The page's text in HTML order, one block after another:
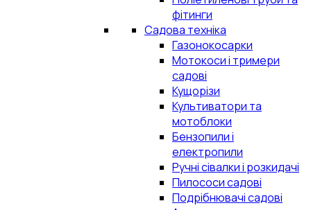
фітинги
Садова техніка
Газонокосарки
Мотокоси і тримери
садові
Кущорізи
Культиватори та
мотоблоки
Бензопили і
електропили
Ручні сівалки і розкидачі
Пилососи садові
Подрібнювачі садові